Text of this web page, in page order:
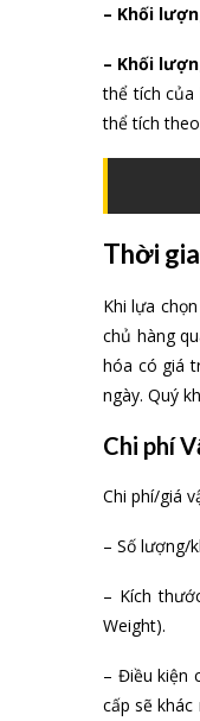
– Khối
– Khối
thể tích
thể tích
Thời
Khi lựa
chủ hàng
hóa có giá
ngày. Quý
Chi phí
Chi phí/giá
– Số lượng/
– Kích
Weight).
– Điều kiện
cấp sẽ